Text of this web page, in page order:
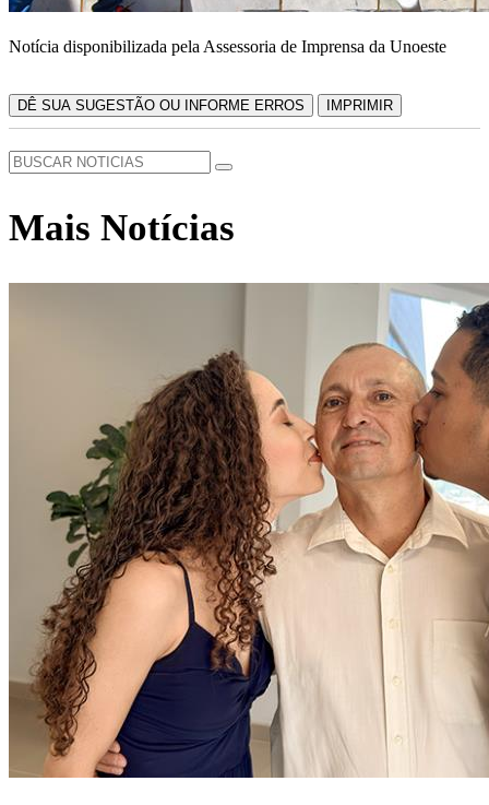
Notícia disponibilizada pela Assessoria de Imprensa da Unoeste
DÊ SUA SUGESTÃO OU INFORME ERROS IMPRIMIR
Mais Notícias